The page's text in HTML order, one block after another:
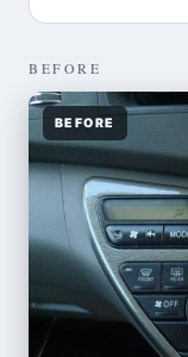
BEFORE
BEFORE